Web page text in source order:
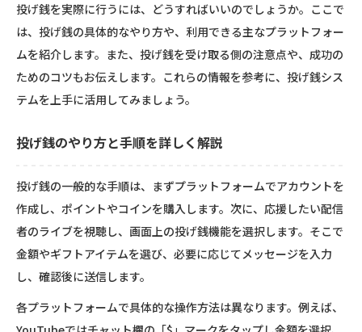
投げ銭を実際に行うには、どうすればいいのでしょうか。ここで
は、投げ銭の具体的なやり方や、利用できる主なプラットフォー
ムを紹介します。また、投げ銭を受け取る側の注意点や、成功の
ためのコツもお伝えします。これらの情報を参考に、投げ銭シス
テムを上手に活用してみましょう。
投げ銭のやり方と手順を詳しく解説
投げ銭の一般的な手順は、まずプラットフォームでアカウントを
作成し、ポイントやコインを購入します。次に、応援したい配信
者のライブを視聴し、画面上の投げ銭機能を選択します。そこで
金額やギフトアイテムを選び、必要に応じてメッセージを入力
し、確認後に送信します。
各プラットフォームで具体的な操作方法は異なります。例えば、